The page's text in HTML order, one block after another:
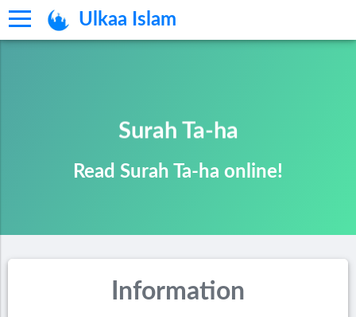
Ulkaa Islam
Surah Ta-ha
Read Surah Ta-ha online!
Information